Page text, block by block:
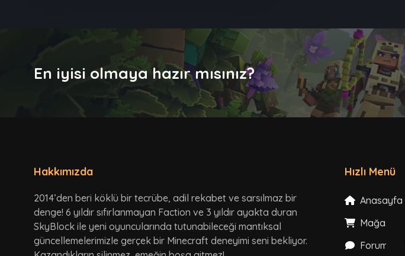
En iyisi olmaya hazır mısınız?
Hakkımızda
2014’den beri köklü bir tecrübe, adil rekabet ve sarsılmaz bir
denge! 6 yıldır sıfırlanmayan Faction ve 3 yıldır ayakta duran
SkyBlock ile yeni oyuncularında tutunabileceği mantıksal
güncellemelerimizle gerçek bir Minecraft deneyimi seni bekliyor.
Hızlı Menü
Anasayfa
Mağaza
Forum